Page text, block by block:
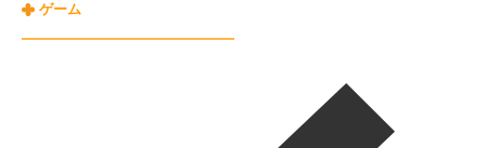
ゲーム